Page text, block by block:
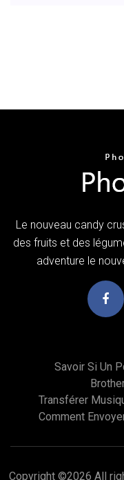
Le nouveau candy
des fruits et des
adventure le
Savoir Si Un
Transférer
Comment
Copyright ©2026 All